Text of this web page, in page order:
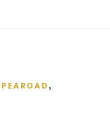
PEAROAD ,